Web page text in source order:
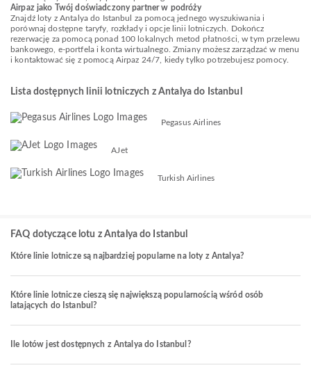
Airpaz jako Twój doświadczony partner w podróży
Znajdź loty z Antalya do Istanbul za pomocą jednego wyszukiwania i
porównaj dostępne taryfy, rozkłady i opcje linii lotniczych. Dokończ
rezerwację za pomocą ponad 100 lokalnych metod płatności, w tym przelewu
bankowego, e-portfela i konta wirtualnego. Zmiany możesz zarządzać w menu
i kontaktować się z pomocą Airpaz 24/7, kiedy tylko potrzebujesz pomocy.
Lista dostępnych linii lotniczych z Antalya do Istanbul
Pegasus Airlines
AJet
Turkish Airlines
FAQ dotyczące lotu z Antalya do Istanbul
Które linie lotnicze są najbardziej popularne na loty z Antalya?
Które linie lotnicze cieszą się największą popularnością wśród osób
latających do Istanbul?
Ile lotów jest dostępnych z Antalya do Istanbul?